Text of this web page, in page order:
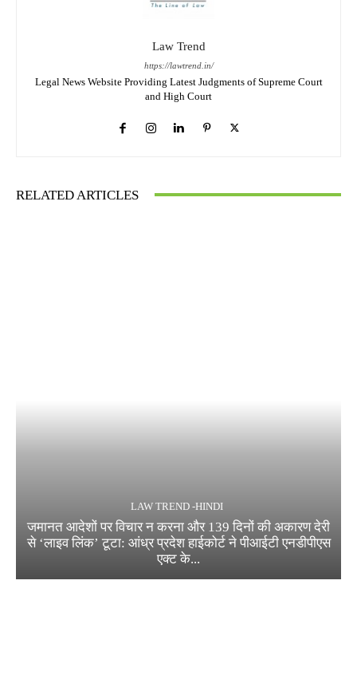
Law Trend
https://lawtrend.in/
Legal News Website Providing Latest Judgments of Supreme Court
and High Court
RELATED ARTICLES
LAW TREND -HINDI
जमानत आदेशों पर विचार न करना और 139 दिनों की अकारण देरी
से ‘लाइव लिंक’ टूटा: आंध्र प्रदेश हाईकोर्ट ने पीआईटी एनडीपीएस
एक्ट के...